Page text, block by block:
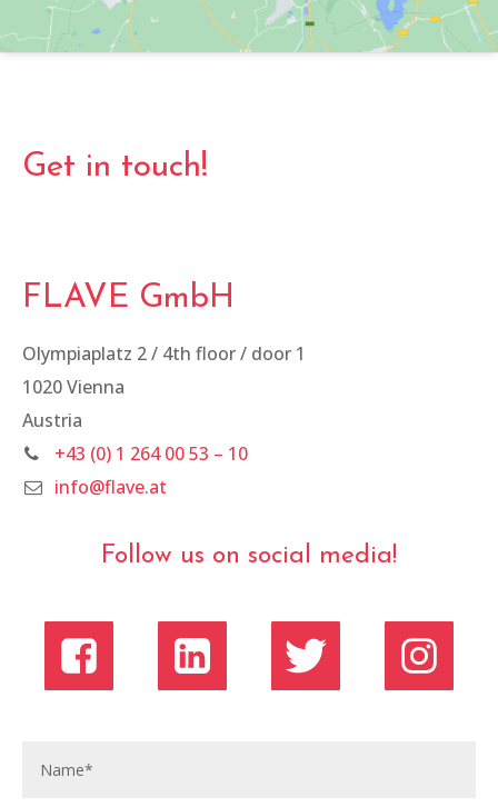
Get in touch!
FLAVE GmbH
Olympiaplatz 2 / 4th floor / door 1
1020 Vienna
Austria
+43 (0) 1 264 00 53 – 10
info@flave.at
Follow us on social media!